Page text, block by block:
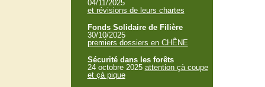
04/11/2025
et révisions de leurs chartes
Fonds Solidaire de Filière
30/10/2025
premiers dossiers en CHÊNE
Sécurité dans les forêts
24 octobre 2025 attention çà coupe
et çà pique